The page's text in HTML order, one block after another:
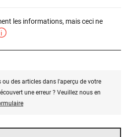
les informations, mais ceci ne
ou des articles dans l'aperçu de votre
une erreur ? Veuillez nous en